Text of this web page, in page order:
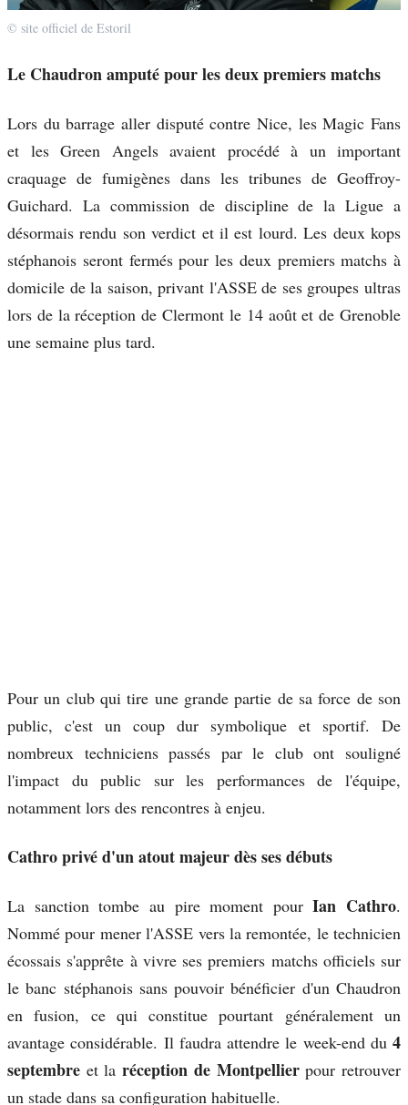
© site officiel de Estoril
Le Chaudron amputé pour les deux premiers matchs
Lors du barrage aller disputé contre Nice, les Magic Fans
et les Green Angels avaient procédé à un important
craquage de fumigènes dans les tribunes de Geoffroy-
Guichard. La commission de discipline de la Ligue a
désormais rendu son verdict et il est lourd. Les deux kops
stéphanois seront fermés pour les deux premiers matchs à
domicile de la saison, privant l'ASSE de ses groupes ultras
lors de la réception de Clermont le 14 août et de Grenoble
une semaine plus tard.
Pour un club qui tire une grande partie de sa force de son
public, c'est un coup dur symbolique et sportif. De
nombreux techniciens passés par le club ont souligné
l'impact du public sur les performances de l'équipe,
notamment lors des rencontres à enjeu.
Cathro privé d'un atout majeur dès ses débuts
La sanction tombe au pire moment pourIan Cathro.
Nommé pour mener l'ASSE vers la remontée, le technicien
écossais s'apprête à vivre ses premiers matchs officiels sur
le banc stéphanois sans pouvoir bénéficier d'un Chaudron
en fusion, ce qui constitue pourtant généralement un
avantage considérable. Il faudra attendre le week-end du4
septembre et la réception de Montpellierpour retrouver
un stade dans sa configuration habituelle.